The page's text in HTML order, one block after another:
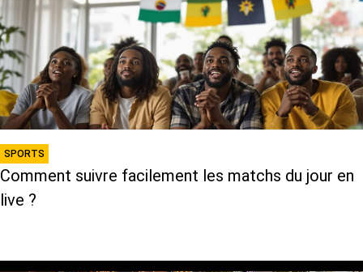
SPORTS
Comment suivre facilement les matchs du jour en
live ?